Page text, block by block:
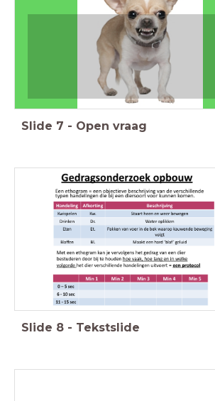
Slide 7 - Open vraag
Slide 8 - Tekstslide